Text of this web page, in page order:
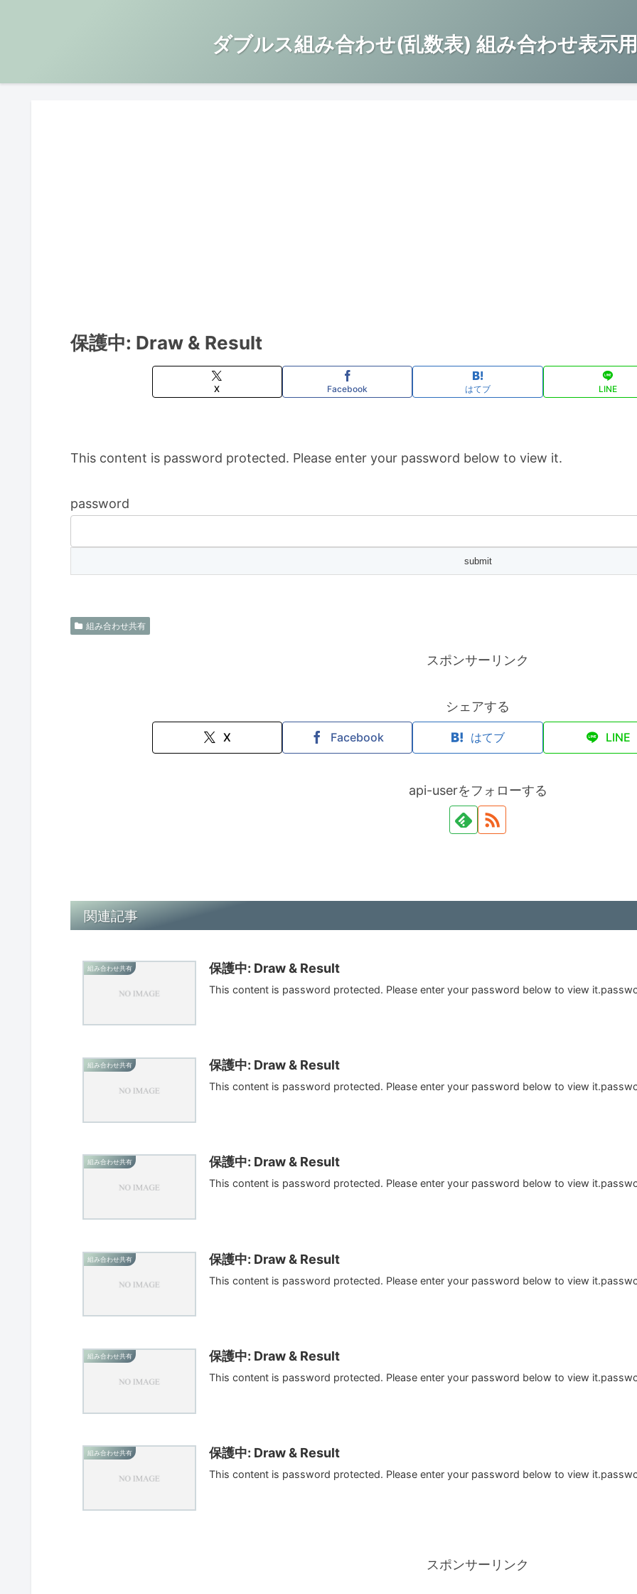
ダブルス組み合わせ(乱数表) 組み合わせ表示
保護中: Draw & Result
X Facebook はてブ LINE
This content is password protected. Please enter your password below to view it.
password
組み合わせ共有
スポンサーリンク
シェアする
X Facebook はてブ LINE
api-userをフォローする
関連記事
組み合わせ共有 保護中: Draw & Result
This content is password protected. Please enter your password below to view
組み合わせ共有 保護中: Draw & Result
This content is password protected. Please enter your password below to view
組み合わせ共有 保護中: Draw & Result
This content is password protected. Please enter your password below to view
組み合わせ共有 保護中: Draw & Result
This content is password protected. Please enter your password below to view
組み合わせ共有 保護中: Draw & Result
This content is password protected. Please enter your password below to view
組み合わせ共有 保護中: Draw & Result
This content is password protected. Please enter your password below to view
スポンサーリンク